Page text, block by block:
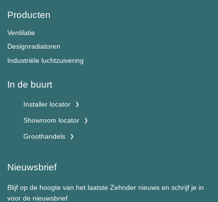
Producten
Ventilatie
Designradiatoren
Industriële luchtzuivering
In de buurt
Installer locator
Showroom locator
Groothandels
Nieuwsbrief
Blijf op de hoogte van het laatste Zehnder nieuws en schrijf je in
voor de nieuwsbrief